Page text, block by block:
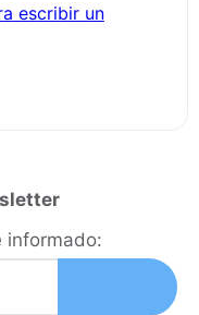
escribir un
informado: